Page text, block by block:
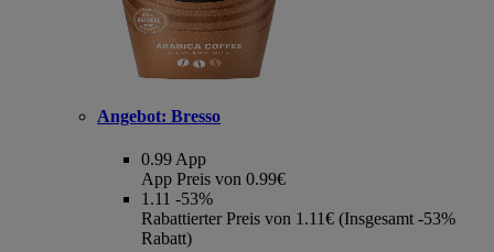
Angebot: Bresso
0.99 App
App Preis von 0.99€
1.11 -53%
Rabattierter Preis von 1.11€ (Insgesamt -53%
Rabatt)